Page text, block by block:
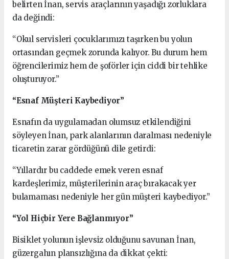
belirten İnan, servis araçlarının yaşadığı zorluklara
da değindi:
“Okul servisleri çocuklarımızı taşırken bu yolun
ortasından geçmek zorunda kalıyor. Bu durum hem
öğrencilerimiz hem de şoförler için ciddi bir tehlike
oluşturuyor.”
“Esnaf Müşteri Kaybediyor”
Esnafın da uygulamadan olumsuz etkilendiğini
söyleyen İnan, park alanlarının daralması nedeniyle
ticaretin zarar gördüğünü dile getirdi:
“Yıllardır bu caddede emek veren esnaf
kardeşlerimiz, müşterilerinin araç bırakacak yer
bulamaması nedeniyle her gün müşteri kaybediyor.”
“Yol Hiçbir Yere Bağlanmıyor”
Bisiklet yolunun işlevsiz olduğunu savunan İnan,
güzergahın plansızlığına da dikkat çekti: